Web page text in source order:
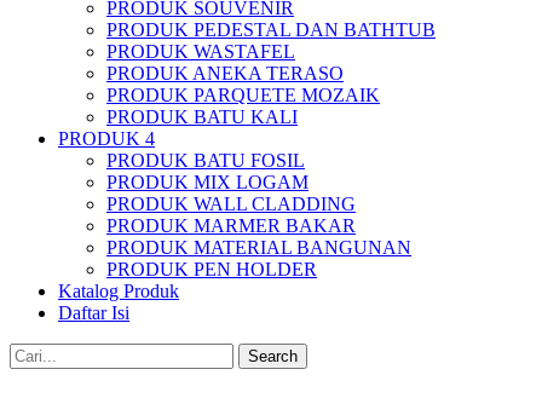
PRODUK SOUVENIR
PRODUK PEDESTAL DAN BATHTUB
PRODUK WASTAFEL
PRODUK ANEKA TERASO
PRODUK PARQUETE MOZAIK
PRODUK BATU KALI
PRODUK 4
PRODUK BATU FOSIL
PRODUK MIX LOGAM
PRODUK WALL CLADDING
PRODUK MARMER BAKAR
PRODUK MATERIAL BANGUNAN
PRODUK PEN HOLDER
Katalog Produk
Daftar Isi
Search